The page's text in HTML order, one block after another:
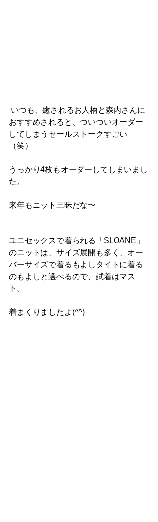
おすすめされると、ついついオーダー
してしまうセールストークすごい
（笑）
うっかり4枚もオーダーしてしまいまし
た。
来年もニット三昧だな〜
ユニセックスで着られる「SLOANE」
のニットは、サイズ展開も多く、オー
バーサイズで着るもよしタイトに着る
のもよしと選べるので、試着はマス
ト。
着まくりましたよ(^^)